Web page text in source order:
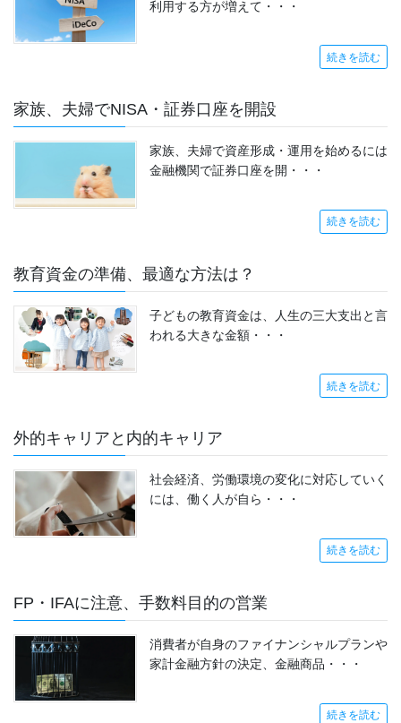
利用する方が増えて・・・
続きを読む
家族、夫婦でNISA・証券口座を開設
家族、夫婦で資産形成・運用を始めるには
金融機関で証券口座を開・・・
続きを読む
教育資金の準備、最適な方法は？
子どもの教育資金は、人生の三大支出と言
われる大きな金額・・・
続きを読む
外的キャリアと内的キャリア
社会経済、労働環境の変化に対応していく
には、働く人が自ら・・・
続きを読む
FP・IFAに注意、手数料目的の営業
消費者が自身のファイナンシャルプランや
家計金融方針の決定、金融商品・・・
続きを読む